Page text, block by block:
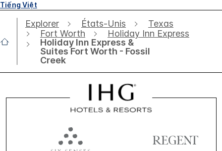
Tiếng Việt
Explorer États-Unis
Texas
Fort Worth
Holiday Inn Express
Holiday Inn Express &
Suites Fort Worth - Fossil
Creek